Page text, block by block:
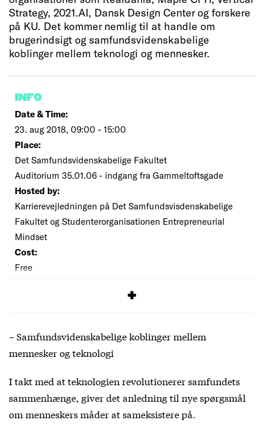
Strategy, 2021.AI, Dansk Design Center og forskere
på KU. Det kommer nemlig til at handle om
brugerindsigt og samfundsvidenskabelige
koblinger mellem teknologi og mennesker.
INFO
Date & Time:
23. aug 2018, 09:00 - 15:00
Place:
Det Samfundsvidenskabelige Fakultet
Auditorium 35.01.06 - indgang fra Gammeltoftsgade
Hosted by:
Karrierevejledningen på Det Samfundsvisdenskabelige
Fakultet og Studenterorganisationen Entrepreneurial
Mindset
Cost:
Free
– Samfundsvidenskabelige koblinger mellem
mennesker og teknologi
I takt med at teknologien revolutionerer samfundets
sammenhænge, giver det anledning til nye spørgsmål
om menneskers måder at sameksistere på.